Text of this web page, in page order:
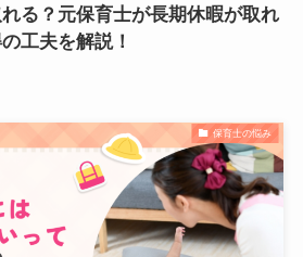
る？元保育士が長期休暇が取れ
工夫を解説！
保育士の悩み